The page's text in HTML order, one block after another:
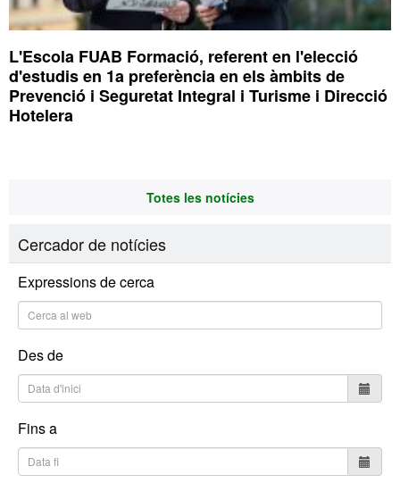
L'Escola FUAB Formació, referent en l'elecció
d'estudis en 1a preferència en els àmbits de
Prevenció i Seguretat Integral i Turisme i Direcció
Hotelera
Totes les notícies
Cercador de notícies
Expressions de cerca
Des de
Fins a